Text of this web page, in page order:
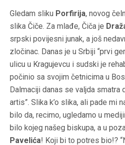
Gledam sliku Porfirija, novog
slika Čiče. Za mlađe, Čiča je
srpski povijesni junak, a još
zločinac. Danas je u Srbiji “prvi
ulicu u Kragujevcu i sudski je
počinio sa svojim četnicima u
Dalmaciji danas se valjda smatra
artis”. Slika k’o slika, ali pade mi
bilo da, recimo, ugledamo u
bilo kojeg našeg biskupa, a u
Pavelića! Koji bi to potres bio!?